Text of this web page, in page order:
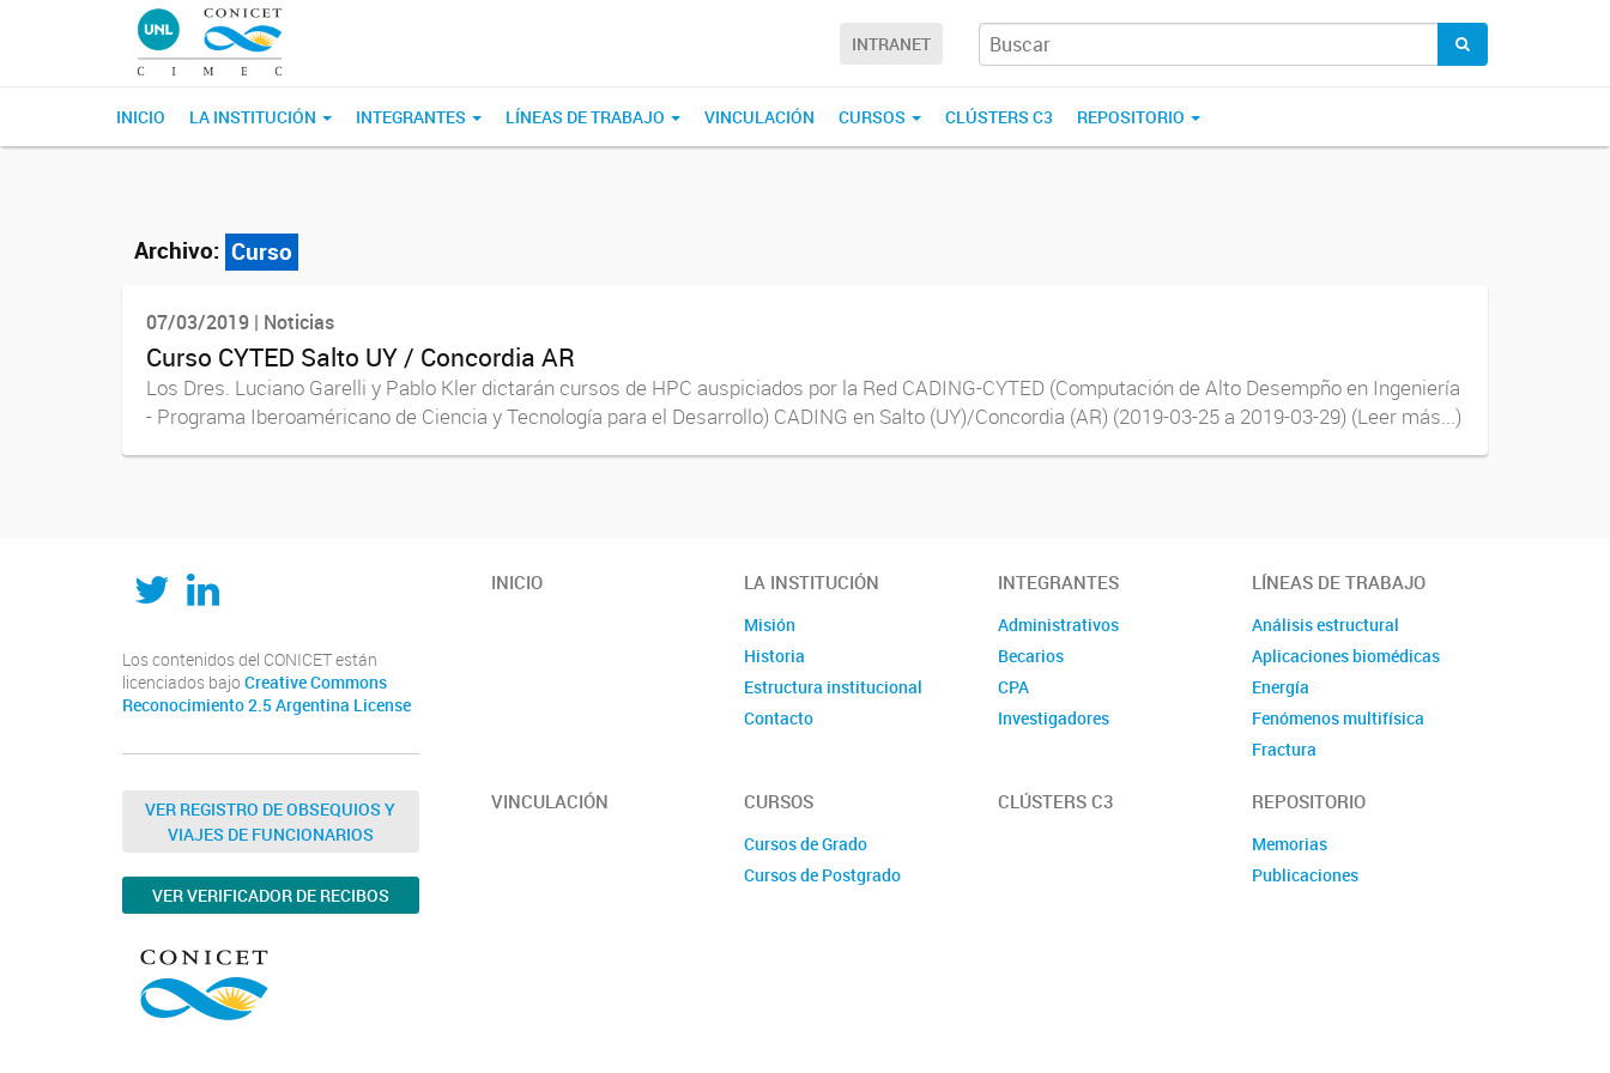
INTRANET
INICIO LA INSTITUCIÓN INTEGRANTES LÍNEAS DE TRABAJO VINCULACIÓN CURSOS CLÚSTERS C3 REPOSITORIO
Archivo: Curso
07/03/2019 | Noticias
Curso CYTED Salto UY / Concordia AR
Los Dres. Luciano Garelli y Pablo Kler dictarán cursos de HPC auspiciados por la Red CADING-CYTED (Computación de Alto Desempño en Ingeniería
- Programa Iberoaméricano de Ciencia y Tecnología para el Desarrollo) CADING en Salto (UY)/Concordia (AR) (2019-03-25 a 2019-03-29) (Leer más...)
TwitterLinkedIn
Los contenidos del CONICET están
licenciados bajo Creative Commons
Reconocimiento 2.5 Argentina License
VER REGISTRO DE OBSEQUIOS Y
VIAJES DE FUNCIONARIOS
VER VERIFICADOR DE RECIBOS
INICIO LA INSTITUCIÓN
Misión
Historia
Estructura institucional
Contacto
INTEGRANTES
Administrativos
Becarios
CPA
Investigadores
LÍNEAS DE TRABAJO
Análisis estructural
Aplicaciones biomédicas
Energía
Fenómenos multifísica
Fractura
Mecánica de fluidos
computacional
Mecanismos
VINCULACIÓN CURSOS
Cursos de Grado
Cursos de Postgrado
CLÚSTERS C3 REPOSITORIO
Memorias
Publicaciones